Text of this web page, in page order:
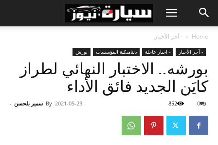
Home - آخر الأخبار
- آخر الأخبار - اخبار عاجلة ديناميكية المؤسسات بورش
بورشه.. الاختبار النهائي لطراز
كايَن الجديد فائق الأداء
By سمير بلحسن - 2021-05-23 0
852